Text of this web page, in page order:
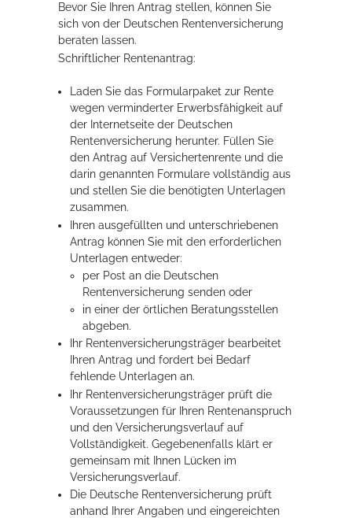
Bevor Sie Ihren Antrag stellen, können Sie
sich von der Deutschen Rentenversicherung
beraten lassen.
Schriftlicher Rentenantrag:
Laden Sie das Formularpaket zur Rente
wegen verminderter Erwerbsfähigkeit auf
der Internetseite der Deutschen
Rentenversicherung herunter. Füllen Sie
den Antrag auf Versichertenrente und die
darin genannten Formulare vollständig aus
und stellen Sie die benötigten Unterlagen
zusammen.
Ihren ausgefüllten und unterschriebenen
Antrag können Sie mit den erforderlichen
Unterlagen entweder:
per Post an die Deutschen
Rentenversicherung senden oder
in einer der örtlichen Beratungsstellen
abgeben.
Ihr Rentenversicherungsträger bearbeitet
Ihren Antrag und fordert bei Bedarf
fehlende Unterlagen an.
Ihr Rentenversicherungsträger prüft die
Voraussetzungen für Ihren Rentenanspruch
und den Versicherungsverlauf auf
Vollständigkeit. Gegebenenfalls klärt er
gemeinsam mit Ihnen Lücken im
Versicherungsverlauf.
Die Deutsche Rentenversicherung prüft
anhand Ihrer Angaben und eingereichten